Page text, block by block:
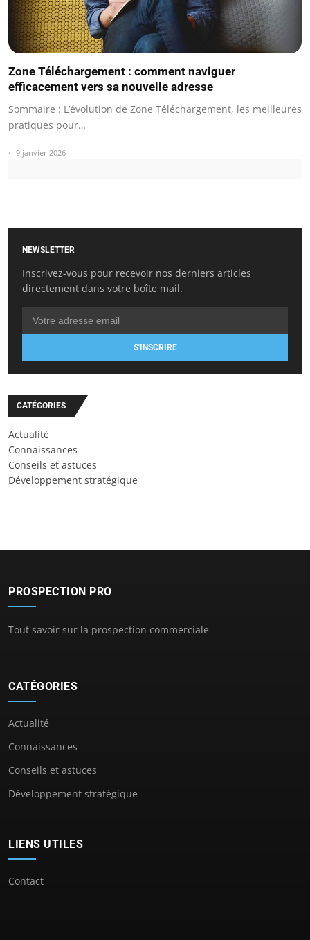
Zone Téléchargement : comment naviguer
efficacement vers sa nouvelle adresse
Sommaire : L’évolution de Zone Téléchargement, les meilleures
pratiques pour…
9 janvier 2026
NEWSLETTER
Inscrivez-vous pour recevoir nos derniers articles
directement dans votre boîte mail.
S'INSCRIRE
CATÉGORIES
Actualité
Connaissances
Conseils et astuces
Développement stratégique
PROSPECTION PRO
Tout savoir sur la prospection commerciale
CATÉGORIES
Actualité
Connaissances
Conseils et astuces
Développement stratégique
LIENS UTILES
Contact